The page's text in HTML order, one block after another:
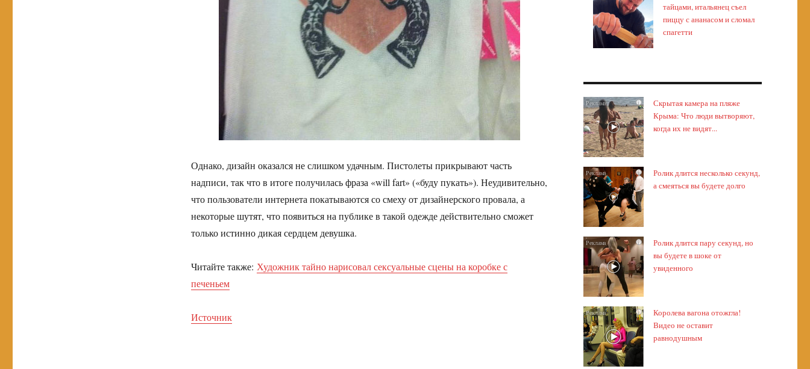
Однако, дизайн оказался не слишком удачным. Пистолеты прикрывают часть
надписи, так что в итоге получилась фраза «will fart» («буду пукать»). Неудивительно,
что пользователи интернета покатываются со смеху от дизайнерского провала, а
некоторые шутят, что появиться на публике в такой одежде действительно сможет
только истинно дикая сердцем девушка.
Читайте также: Художник тайно нарисовал сексуальные сцены на коробке с
печеньем
Источник
тайцами, итальянец съел
пиццу с ананасом и сломал
спагетти
i
Скрытая камера на пляже
Крыма: Что люди вытворяют,
когда их не видят...
i
Ролик длится несколько секунд,
а смеяться вы будете долго
i
Ролик длится пару секунд, но
вы будете в шоке от
увиденного
i
Королева вагона отожгла!
Видео не оставит
равнодушным